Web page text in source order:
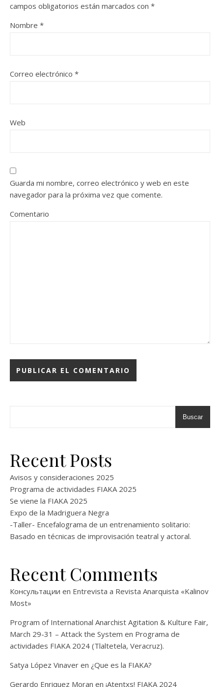
campos obligatorios están marcados con *
Nombre *
Correo electrónico *
Web
Guarda mi nombre, correo electrónico y web en este
navegador para la próxima vez que comente.
Comentario
Buscar
Recent Posts
Avisos y consideraciones 2025
Programa de actividades FIAKA 2025
Se viene la FIAKA 2025
Expo de la Madriguera Negra
-Taller- Encefalograma de un entrenamiento solitario:
Basado en técnicas de improvisación teatral y actoral.
Recent Comments
Консультации en Entrevista a Revista Anarquista «Kalinov
Most»
Program of International Anarchist Agitation & Kulture Fair,
March 29-31 – Attack the System en Programa de
actividades FIAKA 2024 (Tlaltetela, Veracruz).
Satya López Vinaver en ¿Que es la FIAKA?
Gerardo Enriquez Moran en ¡Atentxs! FIAKA 2024